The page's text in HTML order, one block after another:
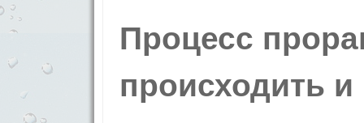
Процесс
происходить и